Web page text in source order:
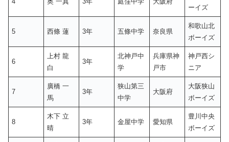
ーイズ
5 西條 蓮 3年 五條中学 奈良県
和歌山北
ボーイズ
6
上村 龍
白
3年
北神戸中
学
兵庫県神
戸市
神戸西シ
ニア
7
廣橋 一
馬
3年
狭山第三
中学
大阪府
大阪狭山
ボーイズ
8
木下 立
晴
3年 金屋中学 愛知県
豊川中央
ボーイズ